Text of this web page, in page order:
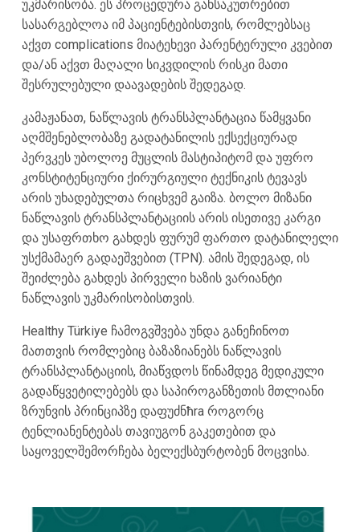
უკმარისობა. ეს პროცედურა განსაკუთრებით
სასარგებლოა იმ პაციენტებისთვის, რომლებსაც
აქვთ complications მიატეხევი პარენტერული კვებით
და/ან აქვთ მაღალი სიკვდილის რისკი მათი
შესრულებული დაავადების შედეგად.
კამაჟანათ, ნაწლავის ტრანსპლანტაცია წამყვანი
აღმშენებლობაზე გადატანილის ექსექციურად
პერვკეს უბოლოე მუცლის მასტიპიტომ და უფრო
კონსტიტენციური ქირურგიული ტექნიკის ტევავს
არის უხადებულთა რიცხვემ გაიზა. ბოლო მიზანი
ნაწლავის ტრანსპლანტაციის არის ისეთივე კარგი
და უსაფრთხო გახდეს ფურუმ ფართო დატანილელი
უსქმამაერ გადაეშვებით (TPN). ამის შედეგად, ის
შეიძლება გახდეს პირველი ხაზის ვარიანტი
ნაწლავის უკმარისობისთვის.
Healthy Türkiye ჩამოგვშვება უნდა განეჩინოთ
მათთვის რომლებიც ბაზაზიანებს ნაწლავის
ტრანსპლანტაციის, მიაწვდოს წინამდეგ მედიკული
გადაწყვეტილებებს და საპიროგანზეთის მთლიანი
ზრუნვის პრინციპზე დაფუძნħra როგორც
ტენლიანენტებას თავიუგონ გაკეთებით და
საყოველშემორჩება ბელექსბურტობენ მოცვისა.